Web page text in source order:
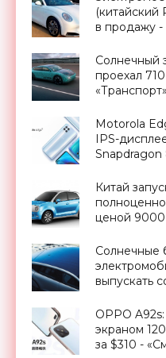
(китайский
в продажу -
Солнечный
проехал
«Транспорт»
Motorola
IPS-
Snapdragon
$310 -
Китай
ценой
Солнечные
выпускать
OPPO
экраном
за $310 -